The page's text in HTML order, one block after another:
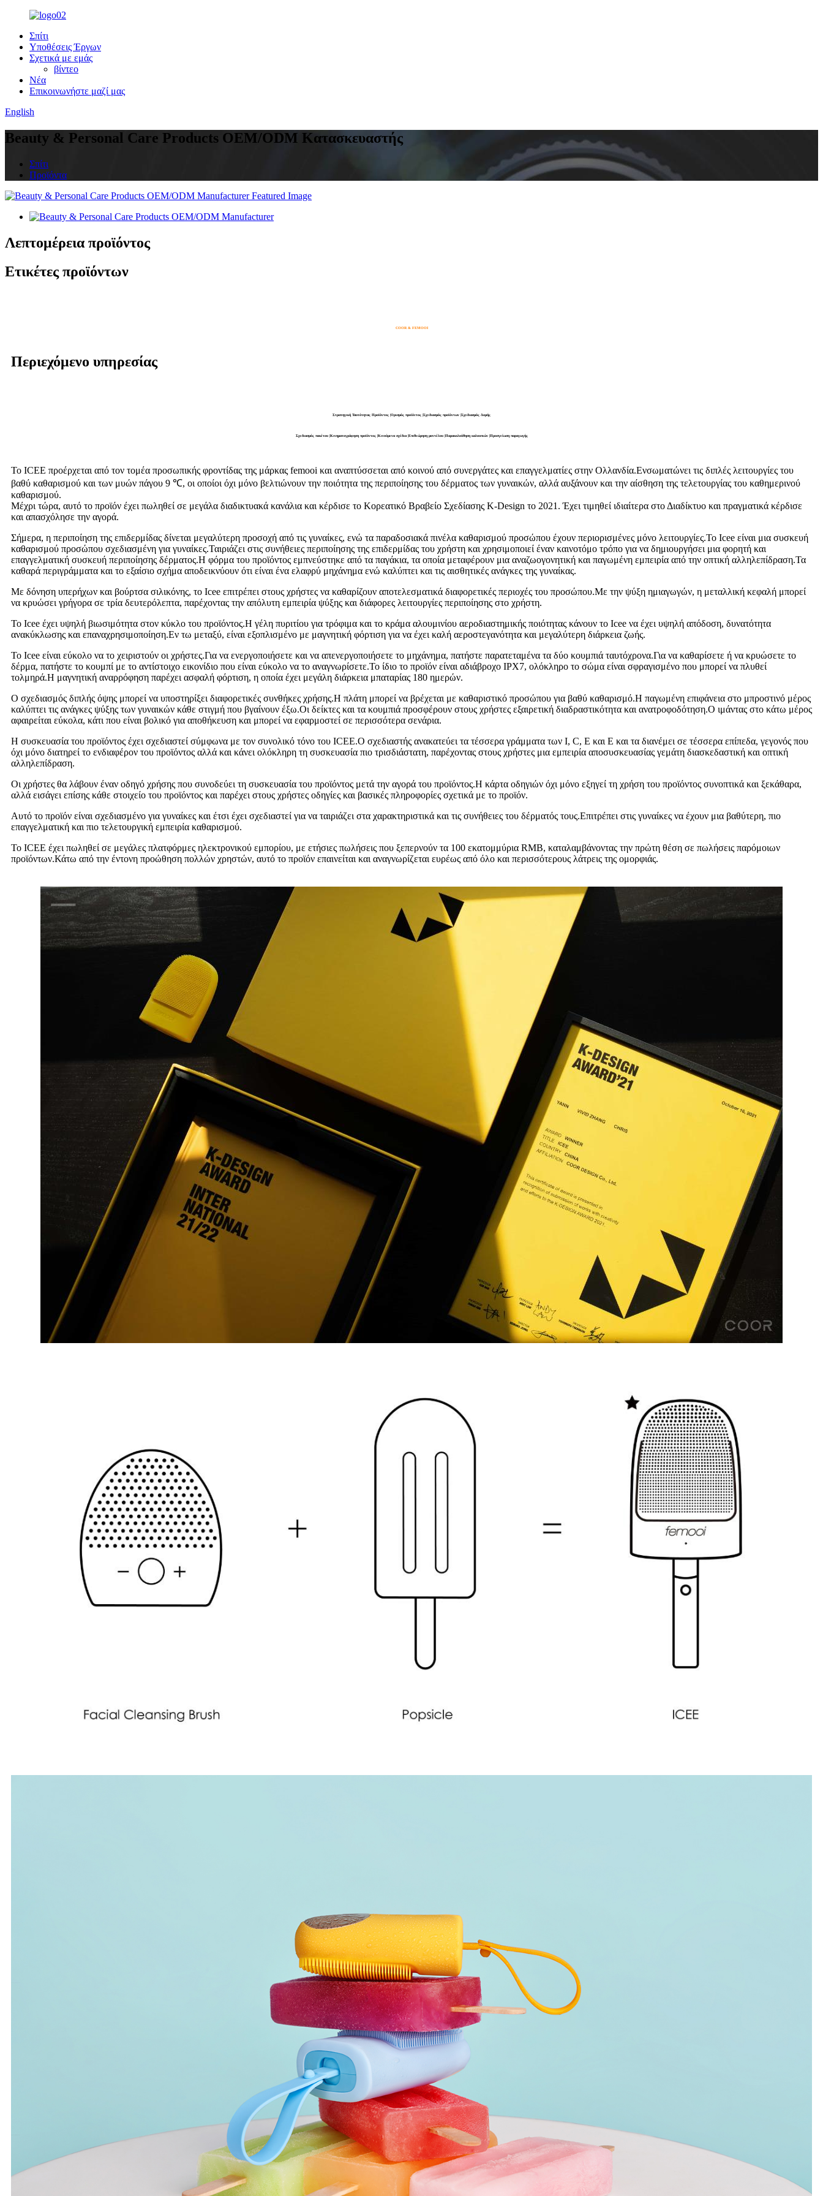
Σπίτι
Υποθέσεις Έργων
Σχετικά με εμάς
βίντεο
Νέα
Επικοινωνήστε μαζί μας
English
Beauty & Personal Care Products OEM/ODM Κατασκευαστής
Σπίτι
Προϊόντα
Λεπτομέρεια προϊόντος
Ετικέτες προϊόντων
COOR & FEMOOI
Περιεχόμενο υπηρεσίας
Στρατηγική Ταυτότητας Προϊόντος |Ορισμός προϊόντος |Σχεδιασμός προϊόντων |Σχεδιασμός Δομής
Σχεδιασμός πακέτου |Κινηματογράφηση προϊόντος |Κινούμενα σχέδια |Επιθεώρηση μοντέλου |Παρακολούθηση καλουπιών |Προσγείωση παραγωγής
Το ICEE προέρχεται από τον τομέα προσωπικής φροντίδας της μάρκας femooi και αναπτύσσεται από κοινού από συνεργάτες και επαγγελματίες στην Ολλανδία.Ενσωματώνει τις διπλές λειτουργίες του
βαθύ καθαρισμού και των μυών πάγου 9 ℃, οι οποίοι όχι μόνο βελτιώνουν την ποιότητα της περιποίησης του δέρματος των γυναικών, αλλά αυξάνουν και την αίσθηση της τελετουργίας του καθημερινού
καθαρισμού.
Μέχρι τώρα, αυτό το προϊόν έχει πωληθεί σε μεγάλα διαδικτυακά κανάλια και κέρδισε το Κορεατικό Βραβείο Σχεδίασης K-Design το 2021. Έχει τιμηθεί ιδιαίτερα στο Διαδίκτυο και πραγματικά κέρδισε
και απασχόλησε την αγορά.
Σήμερα, η περιποίηση της επιδερμίδας δίνεται μεγαλύτερη προσοχή από τις γυναίκες, ενώ τα παραδοσιακά πινέλα καθαρισμού προσώπου έχουν περιορισμένες μόνο λειτουργίες.Το Icee είναι μια συσκευή
καθαρισμού προσώπου σχεδιασμένη για γυναίκες.Ταιριάζει στις συνήθειες περιποίησης της επιδερμίδας του χρήστη και χρησιμοποιεί έναν καινοτόμο τρόπο για να δημιουργήσει μια φορητή και
επαγγελματική συσκευή περιποίησης δέρματος.Η φόρμα του προϊόντος εμπνεύστηκε από τα παγάκια, τα οποία μεταφέρουν μια αναζωογονητική και παγωμένη εμπειρία από την οπτική αλληλεπίδραση.Τα
καθαρά περιγράμματα και το εξαίσιο σχήμα αποδεικνύουν ότι είναι ένα ελαφρύ μηχάνημα ενώ καλύπτει και τις αισθητικές ανάγκες της γυναίκας.
Με δόνηση υπερήχων και βούρτσα σιλικόνης, το Icee επιτρέπει στους χρήστες να καθαρίζουν αποτελεσματικά διαφορετικές περιοχές του προσώπου.Με την ψύξη ημιαγωγών, η μεταλλική κεφαλή μπορεί
να κρυώσει γρήγορα σε τρία δευτερόλεπτα, παρέχοντας την απόλυτη εμπειρία ψύξης και διάφορες λειτουργίες περιποίησης στο χρήστη.
Το Icee έχει υψηλή βιωσιμότητα στον κύκλο του προϊόντος.Η γέλη πυριτίου για τρόφιμα και το κράμα αλουμινίου αεροδιαστημικής ποιότητας κάνουν το Icee να έχει υψηλή απόδοση, δυνατότητα
ανακύκλωσης και επαναχρησιμοποίηση.Εν τω μεταξύ, είναι εξοπλισμένο με μαγνητική φόρτιση για να έχει καλή αεροστεγανότητα και μεγαλύτερη διάρκεια ζωής.
Το Icee είναι εύκολο να το χειριστούν οι χρήστες.Για να ενεργοποιήσετε και να απενεργοποιήσετε το μηχάνημα, πατήστε παρατεταμένα τα δύο κουμπιά ταυτόχρονα.Για να καθαρίσετε ή να κρυώσετε το
δέρμα, πατήστε το κουμπί με το αντίστοιχο εικονίδιο που είναι εύκολο να το αναγνωρίσετε.Το ίδιο το προϊόν είναι αδιάβροχο IPX7, ολόκληρο το σώμα είναι σφραγισμένο που μπορεί να πλυθεί
τολμηρά.Η μαγνητική αναρρόφηση παρέχει ασφαλή φόρτιση, η οποία έχει μεγάλη διάρκεια μπαταρίας 180 ημερών.
Ο σχεδιασμός διπλής όψης μπορεί να υποστηρίξει διαφορετικές συνθήκες χρήσης.Η πλάτη μπορεί να βρέχεται με καθαριστικό προσώπου για βαθύ καθαρισμό.Η παγωμένη επιφάνεια στο μπροστινό μέρος
καλύπτει τις ανάγκες ψύξης των γυναικών κάθε στιγμή που βγαίνουν έξω.Οι δείκτες και τα κουμπιά προσφέρουν στους χρήστες εξαιρετική διαδραστικότητα και ανατροφοδότηση.Ο ιμάντας στο κάτω μέρος
αφαιρείται εύκολα, κάτι που είναι βολικό για αποθήκευση και μπορεί να εφαρμοστεί σε περισσότερα σενάρια.
Η συσκευασία του προϊόντος έχει σχεδιαστεί σύμφωνα με τον συνολικό τόνο του ICEE.Ο σχεδιαστής ανακατεύει τα τέσσερα γράμματα των I, C, E και E και τα διανέμει σε τέσσερα επίπεδα, γεγονός που
όχι μόνο διατηρεί το ενδιαφέρον του προϊόντος αλλά και κάνει ολόκληρη τη συσκευασία πιο τρισδιάστατη, παρέχοντας στους χρήστες μια εμπειρία αποσυσκευασίας γεμάτη διασκεδαστική και οπτική
αλληλεπίδραση.
Οι χρήστες θα λάβουν έναν οδηγό χρήσης που συνοδεύει τη συσκευασία του προϊόντος μετά την αγορά του προϊόντος.Η κάρτα οδηγιών όχι μόνο εξηγεί τη χρήση του προϊόντος συνοπτικά και ξεκάθαρα,
αλλά εισάγει επίσης κάθε στοιχείο του προϊόντος και παρέχει στους χρήστες οδηγίες και βασικές πληροφορίες σχετικά με το προϊόν.
Αυτό το προϊόν είναι σχεδιασμένο για γυναίκες και έτσι έχει σχεδιαστεί για να ταιριάζει στα χαρακτηριστικά και τις συνήθειες του δέρματός τους.Επιτρέπει στις γυναίκες να έχουν μια βαθύτερη, πιο
επαγγελματική και πιο τελετουργική εμπειρία καθαρισμού.
Το ICEE έχει πωληθεί σε μεγάλες πλατφόρμες ηλεκτρονικού εμπορίου, με ετήσιες πωλήσεις που ξεπερνούν τα 100 εκατομμύρια RMB, καταλαμβάνοντας την πρώτη θέση σε πωλήσεις παρόμοιων
προϊόντων.Κάτω από την έντονη προώθηση πολλών χρηστών, αυτό το προϊόν επαινείται και αναγνωρίζεται ευρέως από όλο και περισσότερους λάτρεις της ομορφιάς.